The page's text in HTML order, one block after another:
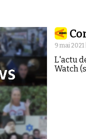
9 mai 2021 |
L'actu
Watch